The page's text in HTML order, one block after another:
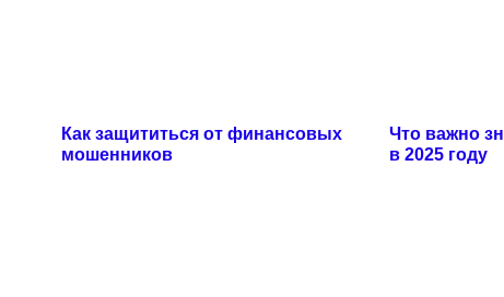
Как защититься от финансовых
мошенников
Что важно
в 2025 году